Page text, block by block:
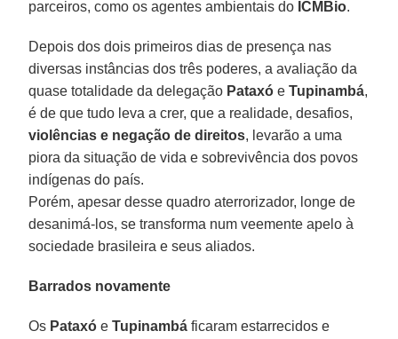
parceiros, como os agentes ambientais do ICMBio.
Depois dos dois primeiros dias de presença nas
diversas instâncias dos três poderes, a avaliação da
quase totalidade da delegação Pataxó eTupinambá,
é de que tudo leva a crer, que a realidade, desafios,
violências e negação de direitos, levarão a uma
piora da situação de vida e sobrevivência dos povos
indígenas do país.
Porém, apesar desse quadro aterrorizador, longe de
desanimá-los, se transforma num veemente apelo à
sociedade brasileira e seus aliados.
Barrados novamente
Os Pataxó eTupinambá ficaram estarrecidos e